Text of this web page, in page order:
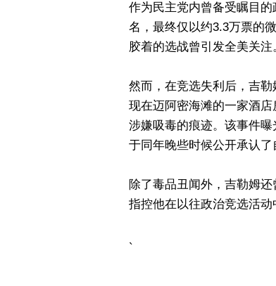
作为民主党内曾备受瞩目
名，最终仅以约3.3万票的
胶着的选战曾引发全美关注
然而，在竞选失利后，吉
现在迈阿密海滩的一家酒
涉嫌吸毒的痕迹。该事件
于同年晚些时候公开承认了
除了毒品丑闻外，吉勒姆
指控他在以往政治竞选活动
`